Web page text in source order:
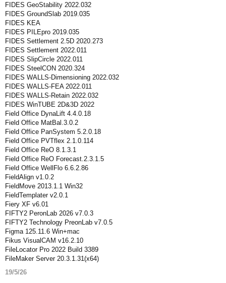
FIDES GeoStability 2022.032
FIDES GroundSlab 2019.035
FIDES KEA
FIDES PILEpro 2019.035
FIDES Settlement 2.5D 2020.273
FIDES Settlement 2022.011
FIDES SlipCircle 2022.011
FIDES SteelCON 2020.324
FIDES WALLS-Dimensioning 2022.032
FIDES WALLS-FEA 2022.011
FIDES WALLS-Retain 2022.032
FIDES WinTUBE 2D&3D 2022
Field Office DynaLift 4.4.0.18
Field Office MatBal.3.0.2
Field Office PanSystem 5.2.0.18
Field Office PVTflex 2.1.0.114
Field Office ReO 8.1.3.1
Field Office ReO Forecast.2.3.1.5
Field Office WellFlo 6.6.2.86
FieldAlign v1.0.2
FieldMove 2013.1.1 Win32
FieldTemplater v2.0.1
Fiery XF v6.01
FIFTY2 PeronLab 2026 v7.0.3
FIFTY2 Technology PreonLab v7.0.5
Figma 125.11.6 Win+mac
Fikus VisualCAM v16.2.10
FileLocator Pro 2022 Build 3389
FileMaker Server 20.3.1.31(x64)
19/5/26